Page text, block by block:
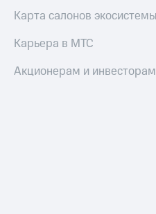
Карта салонов
Карьера в МТС
Акционерам и инвесторам